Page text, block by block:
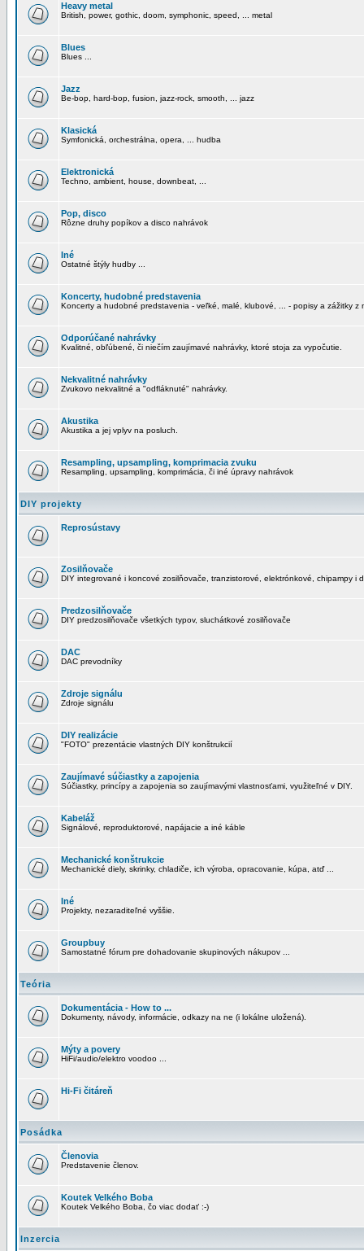
Heavy metal
British, power, gothic, doom, symphonic, speed, ... metal
Blues
Blues ...
Jazz
Be-bop, hard-bop, fusion, jazz-rock, smooth, ... jazz
Klasická
Symfonická, orchestrálna, opera, ... hudba
Elektronická
Techno, ambient, house, downbeat, ...
Pop, disco
Rôzne druhy popíkov a disco nahrávok
Iné
Ostatné štýly hudby ...
Koncerty, hudobné predstavenia
Koncerty a hudobné predstavenia - veľké, malé, klubové, ... - popisy a zážitky z
Odporúčané nahrávky
Kvalitné, obľúbené, či niečím zaujímavé nahrávky, ktoré stoja za vypočutie.
Nekvalitné nahrávky
Zvukovo nekvalitné a "odfláknuté" nahrávky.
Akustika
Akustika a jej vplyv na posluch.
Resampling, upsampling, komprimacia zvuku
Resampling, upsampling, komprimácia, či iné úpravy nahrávok
DIY projekty
Reprosústavy
Zosilňovače
DIY integrované i koncové zosilňovače, tranzistorové, elektrónkové, chipampy i
Predzosilňovače
DIY predzosilňovače všetkých typov, sluchátkové zosilňovače
DAC
DAC prevodníky
Zdroje signálu
Zdroje signálu
DIY realizácie
"FOTO" prezentácie vlastných DIY konštrukcií
Zaujímavé súčiastky a zapojenia
Súčiastky, princípy a zapojenia so zaujímavými vlastnosťami, využiteľné v DIY.
Kabeláž
Signálové, reproduktorové, napájacie a iné káble
Mechanické konštrukcie
Mechanické diely, skrinky, chladiče, ich výroba, opracovanie, kúpa, atď ...
Iné
Projekty, nezaraditeľné vyššie.
Groupbuy
Samostatné fórum pre dohadovanie skupinových nákupov ...
Teória
Dokumentácia - How to ...
Dokumenty, návody, informácie, odkazy na ne (i lokálne uložená).
Mýty a povery
HiFi/audio/elektro voodoo ...
Hi-Fi čitáreň
Posádka
Členovia
Predstavenie členov.
Koutek Velkého Boba
Koutek Velkého Boba, čo viac dodať :-)
Inzercia